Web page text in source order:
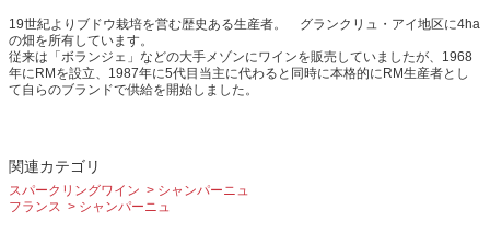
19世紀よりブドウ栽培を営む歴史ある生産者。 グランクリュ・アイ地区に4ha
の畑を所有しています。
従来は「ボランジェ」などの大手メゾンにワインを販売していましたが、1968
年にRMを設立、1987年に5代目当主に代わると同時に本格的にRM生産者とし
て自らのブランドで供給を開始しました。
関連カテゴリ
スパークリングワイン
シャンパーニュ
フランス
シャンパーニュ